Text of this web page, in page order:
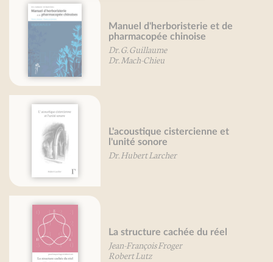
Manuel d'herboristerie et de
pharmacopée chinoise
Dr. G. Guillaume
Dr. Mach-Chieu
L'acoustique cistercienne et
l'unité sonore
Dr. Hubert Larcher
La structure cachée du réel
Jean-François Froger
Robert Lutz